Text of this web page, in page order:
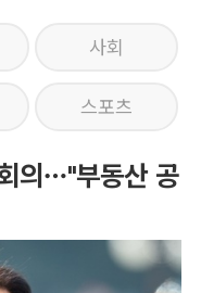
사회
스포츠
의…"부동산 공